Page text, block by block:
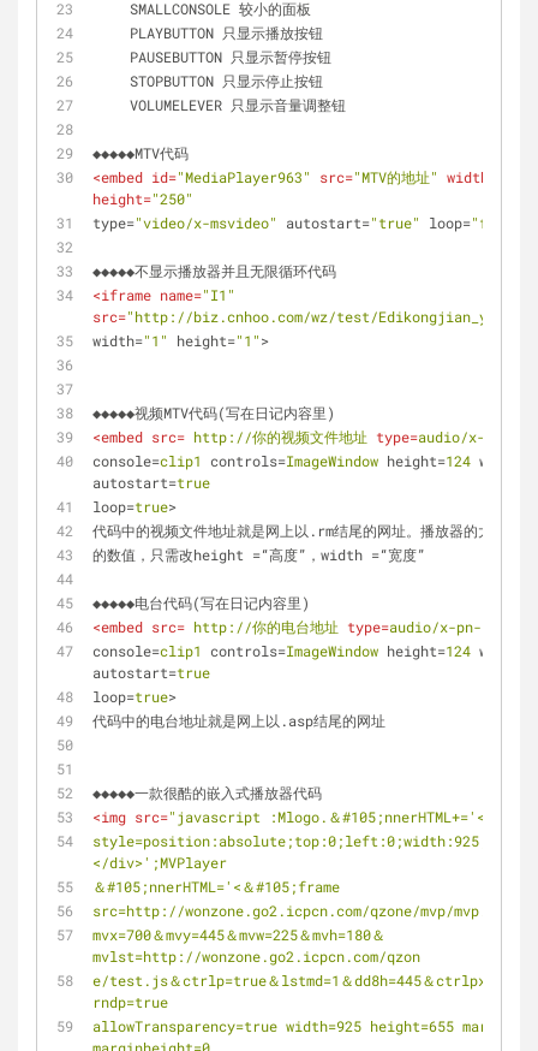
SMALLCONSOLE 较小的面板
PLAYBUTTON 只显示播放按钮
PAUSEBUTTON 只显示暂停按钮
STOPBUTTON 只显示停止按钮
VOLUMELEVER 只显示音量调整钮
◆◆◆◆◆MTV代码
<embed id="MediaPlayer963" src="MTV的地址" width
height="250"
type="video/x-msvideo" autostart="true" loop="false"
◆◆◆◆◆不显示播放器并且无限循环代码
<iframe name="I1"
src="http://biz.cnhoo.com/wz/test/
width="1" height="1">
◆◆◆◆◆视频MTV代码(写在日记内容里)
<embed src= http://你的视频文件地址 type=audio/x-pn-
console=clip1 controls=ImageWindow height=124 width
autostart=true
loop=true>
代码中的视频文件地址就是网上以.rm结尾的网址。播放器的大小可
的数值，只需改height =“高度”，width =“宽度”
◆◆◆◆◆电台代码(写在日记内容里)
<embed src= http://你的电台地址 type=audio/x-pn-
console=clip1 controls=ImageWindow height=124 width
autostart=true
loop=true>
代码中的电台地址就是网上以.asp结尾的网址
◆◆◆◆◆一款很酷的嵌入式播放器代码
<img src="javascript :Mlogo.＆#105;nnerHTML+='<div
</div>';MVPlayer
＆#105;nnerHTML='<＆#105;frame
src=http://wonzone.go2.icpcn.com/qzone/mvp/mvp.htm?
mvx=700＆mvy=445＆mvw=225＆mvh=180＆
mvlst=http://wonzone.go2.icpcn.com/qzon
e/test.js＆ctrlp=true＆lstmd=1＆dd8h=445＆ctrlpx=49＆
rndp=true
allowTransparency=true width=925 height=655